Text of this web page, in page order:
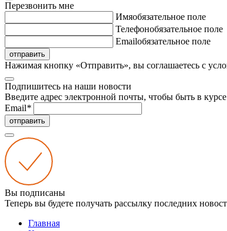
Перезвонить мне
Имяобязательное поле
Телефонобязательное поле
Emailобязательное поле
отправить
Нажимая кнопку «Отправить», вы соглашаетесь с
Подпишитесь на наши новости
Введите адрес электронной почты, чтобы быть в
Email*
отправить
Вы подписаны
Теперь вы будете получать рассылку последних
Главная